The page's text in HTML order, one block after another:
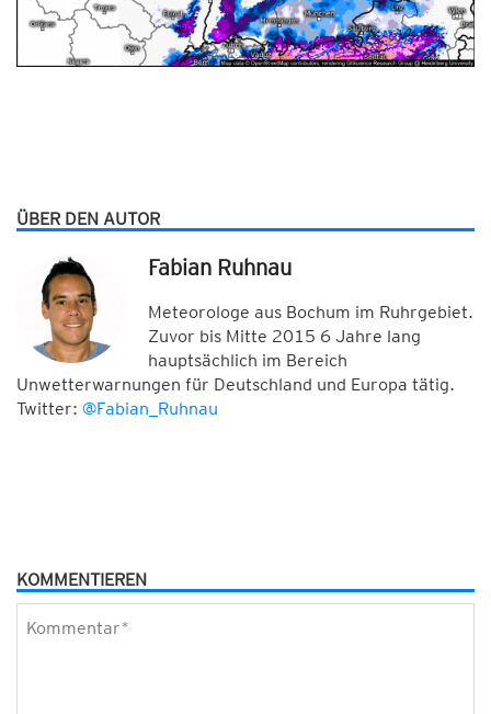
ÜBER DEN AUTOR
Fabian Ruhnau
Meteorologe aus Bochum im Ruhrgebiet.
Zuvor bis Mitte 2015 6 Jahre lang
hauptsächlich im Bereich
Unwetterwarnungen für Deutschland und Europa tätig.
Twitter: @Fabian_Ruhnau
KOMMENTIEREN